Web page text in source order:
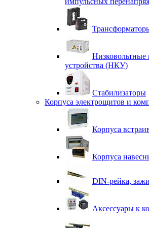
Низковольтные
устройства (НКУ)
Стабилизаторы
Корпуса электрощитов и
Корпуса
Корпуса
DIN-рейка,
Аксессуары к